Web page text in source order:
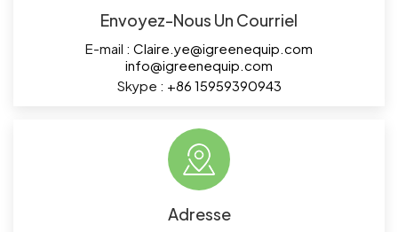
Envoyez-Nous Un Courriel
E-mail : Claire.ye@igreenequip.com
info@igreenequip.com
Skype : +86 15959390943
Adresse